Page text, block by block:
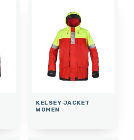
KELSEY JACKET
WOMEN